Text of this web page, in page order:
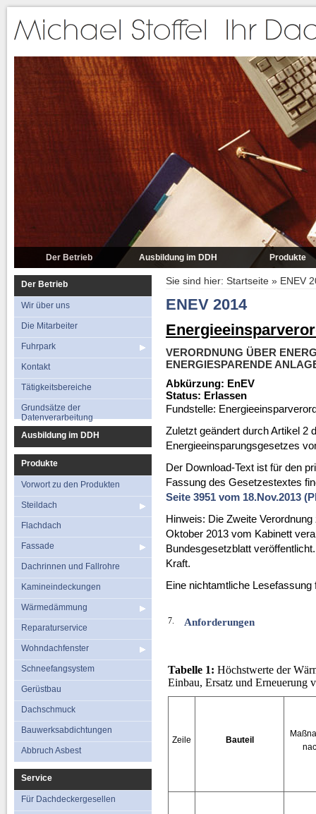
Der Betrieb
Wir über uns
Die Mitarbeiter
Fuhrpark
Kontakt
Tätigkeitsbereiche
Grundsätze der
Ausbildung im DDH Produkte
Vorwort zu den
Dachrinnen und
Der Betrieb
Wir über uns
Die Mitarbeiter
Fuhrpark
Kontakt
Tätigkeitsbereiche
Grundsätze der
Datenverarbeitung
Ausbildung im DDH
Produkte
Vorwort zu den Produkten
Steildach
Flachdach
Fassade
Dachrinnen und Fallrohre
Kamineindeckungen
Wärmedämmung
Reparaturservice
Wohndachfenster
Schneefangsystem
Gerüstbau
Dachschmuck
Bauwerksabdichtungen
Abbruch Asbest
Service
Für Dachdeckergesellen
Sie sind hier: Startseite » ENEV
ENEV 2014
VERORDNUNG ÜBER
ENERGIESPARENDE
Abkürzung: EnEV
Status: Erlassen
Fundstelle:
Zuletzt geändert durch Artikel 2
Energieeinsparungsgesetzes
Der Download-Text ist für den
Fassung des Gesetzestextes
Seite 3951 vom 18.Nov.2013
Hinweis: Die Zweite
Oktober 2013 vom Kabinett
Bundesgesetzblatt
Kraft.
Eine nichtamtliche
7. Anforderungen
Tabelle 1: Höchstwerte der
Einbau, Ersatz und Erneuerung
Zeile Bauteil